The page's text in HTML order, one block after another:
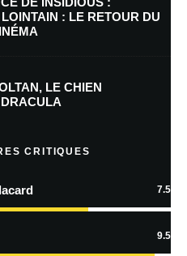
et mon site dans le navigateur pour
par e-mail.
par e-mail.
En savoir
LOINTAIN : LE RETOUR DU
LE CHIEN
CRITIQUES
7.5
9.5